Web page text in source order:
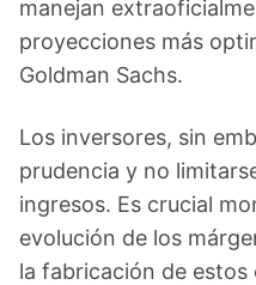
manejan
proyecciones más
Goldman Sachs.
Los inversores, sin
prudencia y no
ingresos. Es crucial
evolución de los
la fabricación de estos